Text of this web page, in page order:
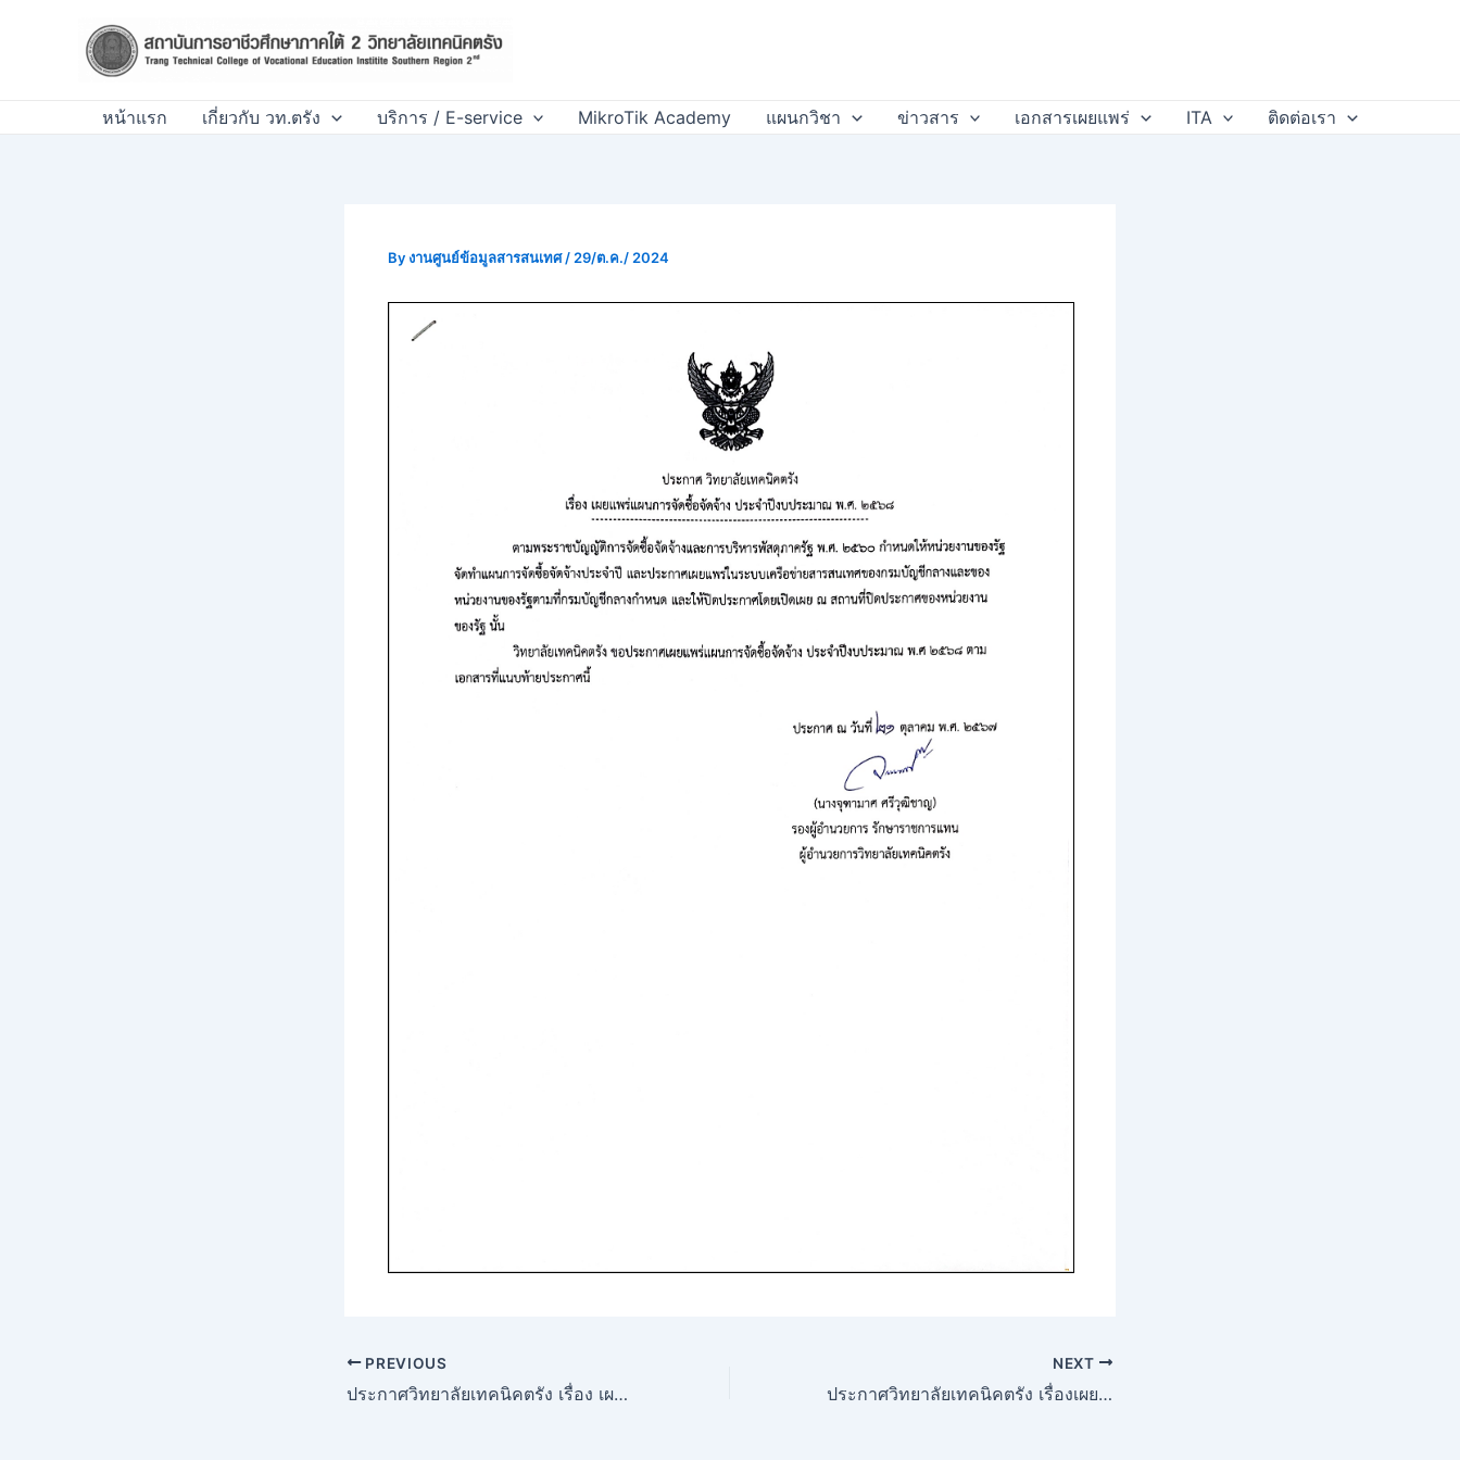
หน้าแรก เกี่ยวกับ วท.ตรัง บริการ / E-service MikroTik Academy แผนกวิชา ข่าวสาร เอกสารเผยแพร่ ITA ติดต่อเรา
By งานศูนย์ข้อมูลสารสนเทศ/ 29/ต.ค./ 2024
navigation
PREVIOUS
ประกาศวิทยาลัยเทคนิคตรัง เรื่อง เผยแพร่แผนการจัดซื้อจัดจ้างประจำปีงบประมาณ 2568 (ปรับปรุงอาคารเรียนและอาคารโรงฝึกงาน วิทยาลัยเทคนิคตรัง)
NEXT
ประกาศวิทยาลัยเทคนิคตรัง เรื่องเผยแพร่แผนการจัดซื้อจัดจ้างประจำปีงบประมาณ 2568(ซื้อชุดปฏิบัติการระบบยานยนต์ไฟฟ้าแบบแยกส่วนการทำงาน 6 สถานี พร้อมชุดจำลองอาการเสียระบบยานยนต์ไฟฟ้า ไม่น้อยกว่า 200 อาการเสีย)